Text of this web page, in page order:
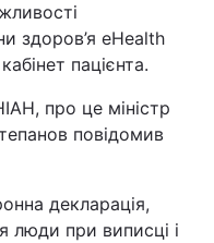
здоров’я eHealth
пацієнта.
про це міністр
повідомив
декларація,
люди при виписці і